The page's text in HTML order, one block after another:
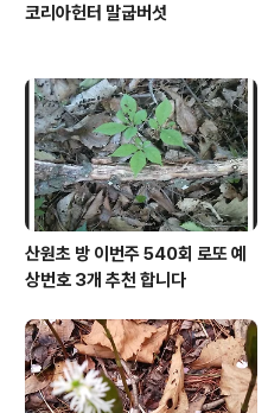
코리아헌터 말굽버섯
산원초 방 이번주 540회 로또 예
상번호 3개 추천 합니다